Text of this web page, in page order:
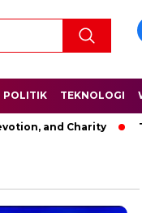
POLITIK TEKNOLOGI
and Charity The